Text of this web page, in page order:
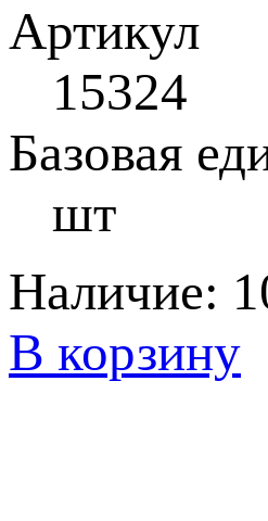
Артикул
15324
Базовая
шт
Наличие:
В корзину